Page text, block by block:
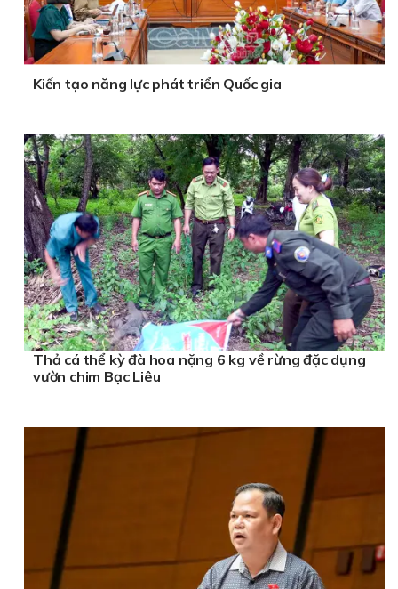
Kiến tạo năng lực phát triển Quốc gia
Thả cá thể kỳ đà hoa nặng 6 kg về rừng đặc dụng
vườn chim Bạc Liêu